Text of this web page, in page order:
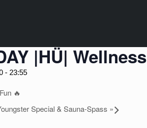
|HÜ|
- 23:55
🔥
Special & Sauna-Spass »